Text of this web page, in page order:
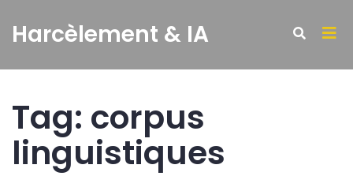
Harcèlement & IA
Tag: corpus
linguistiques